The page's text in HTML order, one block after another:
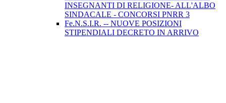
INSEGNANTI DI RELIGIONE- ALL'ALBO
SINDACALE - CONCORSI PNRR 3
Fe.N.S.I.R. -- NUOVE POSIZIONI
STIPENDIALI DECRETO IN ARRIVO